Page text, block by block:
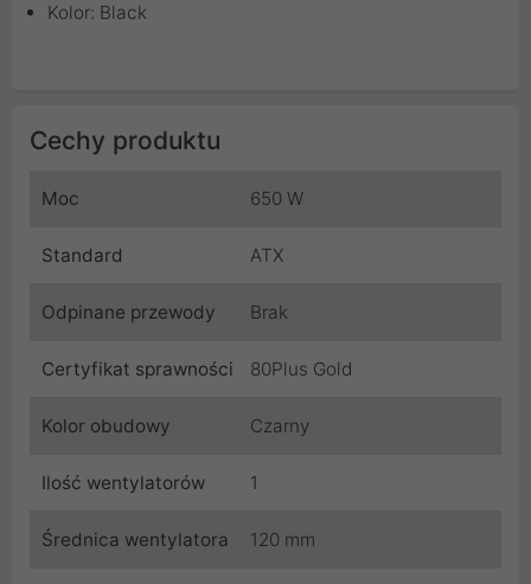
Kolor: Black
Cechy produktu
Moc 650 W
Standard ATX
Odpinane przewody Brak
Certyfikat sprawności 80Plus Gold
Kolor obudowy Czarny
Ilość wentylatorów 1
Średnica wentylatora 120 mm